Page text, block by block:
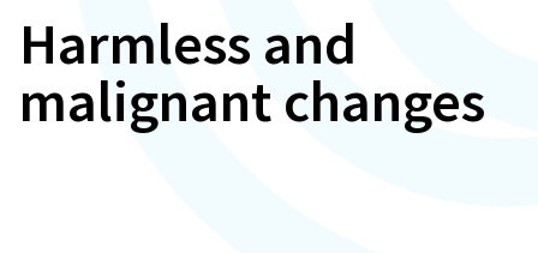
Harmless and
malignant changes